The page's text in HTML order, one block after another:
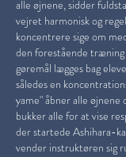
alle øjnene, sidder
vejret harmonisk og
koncentrere sige om
den forestående træning
gøremål lægges bag
således en
yame" åbner alle øjnene
bukker alle for at vise
der startede Ashihara-
vender instruktøren sig